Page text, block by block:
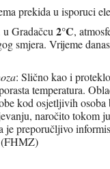
prekida u isporuci
u Gradačcu 2°C,
smjera. Vrijeme
: Slično kao i
temperatura.
kod osjetljivih
naročito tokom
je preporučljivo
(FHMZ)